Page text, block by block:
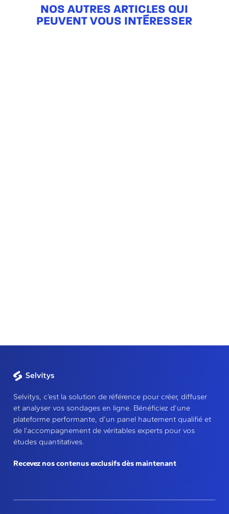
NOS AUTRES ARTICLES QUI
PEUVENT VOUS INTÉRESSER
Selvitys, c’est la solution de référence pour créer, diffuser
et analyser vos sondages en ligne. Bénéficiez d’une
plateforme performante, d’un panel hautement qualifié et
de l’accompagnement de véritables experts pour vos
études quantitatives.
Recevez nos contenus exclusifs dès maintenant